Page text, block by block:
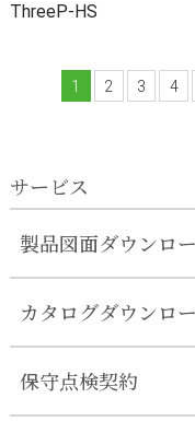
ThreeP-HS
1 2 3 4
サービス
製品図面ダウンロ
カタログダウンロ
保守点検契約